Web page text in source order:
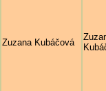
Zuzana Kubáčová